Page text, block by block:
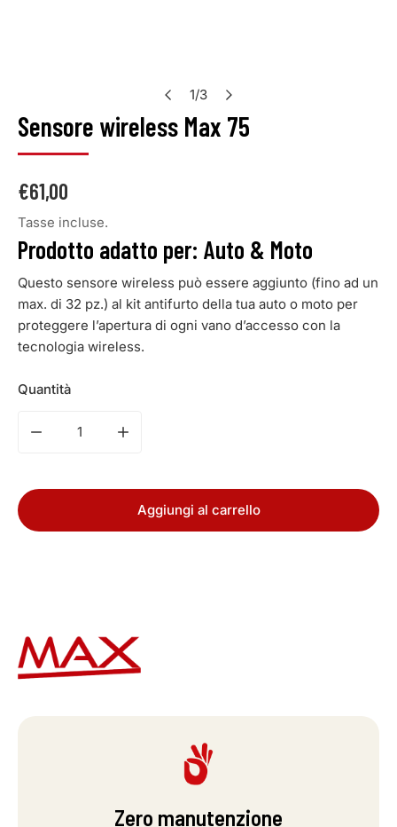
1/3
Sensore wireless Max 75
Prezzo
€61,00
Tasse incluse.
Prodotto adatto per: Auto & Moto
Questo sensore wireless può essere aggiunto (fino ad un
max. di 32 pz.) al kit antifurto della tua auto o moto per
proteggere l’apertura di ogni vano d’accesso con la
tecnologia wireless.
Quantità
Riduci la quantità per Sensore wireless Max 75
Aumenta la quantità per Sensore wireless
Aggiungi al carrello
Zero manutenzione